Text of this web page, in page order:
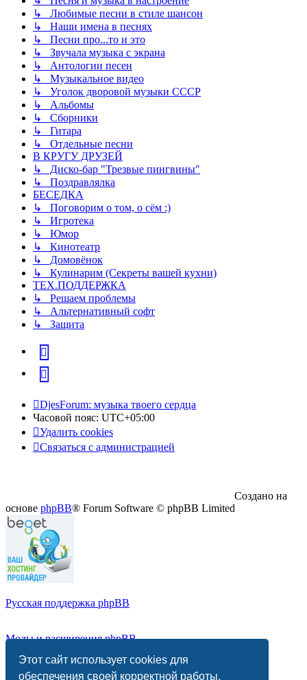
Этот сайт использует cookies для
обеспечения своей корректной работы.
↳ Любимые песни в стиле шансон
↳ Наши имена в песнях
↳ Песни про...то и это
↳ Звучала музыка с экрана
↳ Антологии песен
↳ Музыкальное видео
↳ Уголок дворовой музыки СССР
↳ Альбомы
↳ Сборники
↳ Гитара
↳ Отдельные песни
В КРУГУ ДРУЗЕЙ
↳ Диско-бар "Трезвые пингвины"
↳ Поздравлялка
БЕСЕДКА
↳ Поговорим о том, о сём :)
↳ Игротека
↳ Юмор
↳ Кинотеатр
↳ Домовёнок
↳ Кулинарим (Секреты вашей кухни)
ТЕХ.ПОДДЕРЖКА
↳ Решаем проблемы
↳ Альтернативный софт
↳ Защита
vk
Telegram
DjesForum: музыка твоего сердца
Часовой пояс: UTC+05:00
Удалить cookies
Связаться с администрацией
Создано на
основе phpBB® Forum Software © phpBB Limited
Русская поддержка phpBB
Моды и расширения phpBB
Конфиденциальность |Правила